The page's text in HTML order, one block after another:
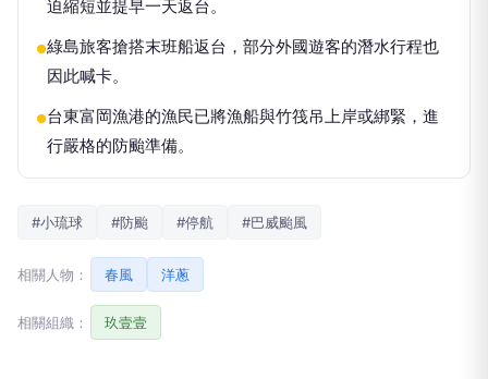
迫縮短並提早一天返台。
●綠島旅客搶搭末班船返台，部分外國遊客的潛水行程也
因此喊卡。
●台東富岡漁港的漁民已將漁船與竹筏吊上岸或綁緊，進
行嚴格的防颱準備。
#小琉球 #防颱 #停航 #巴威颱風
相關人物： 春風 洋蔥
相關組織： 玖壹壹